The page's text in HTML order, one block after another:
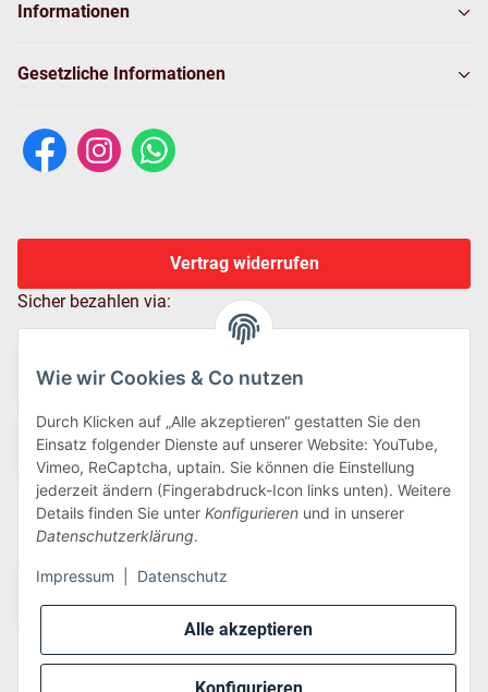
Alle akzeptieren
Wie wir Cookies & Co nutzen
Durch Klicken auf „Alle akzeptieren“ gestatten Sie den
Einsatz folgender Dienste auf unserer Website: YouTube,
Vimeo, ReCaptcha, uptain. Sie können die Einstellung
jederzeit ändern (Fingerabdruck-Icon links unten). Weitere
Details finden Sie unter Konfigurieren und in unserer
Datenschutzerklärung.
Impressum Datenschutz
Informationen
Gesetzliche Informationen
Vertrag widerrufen
Sicher bezahlen via:
Wir versenden via: